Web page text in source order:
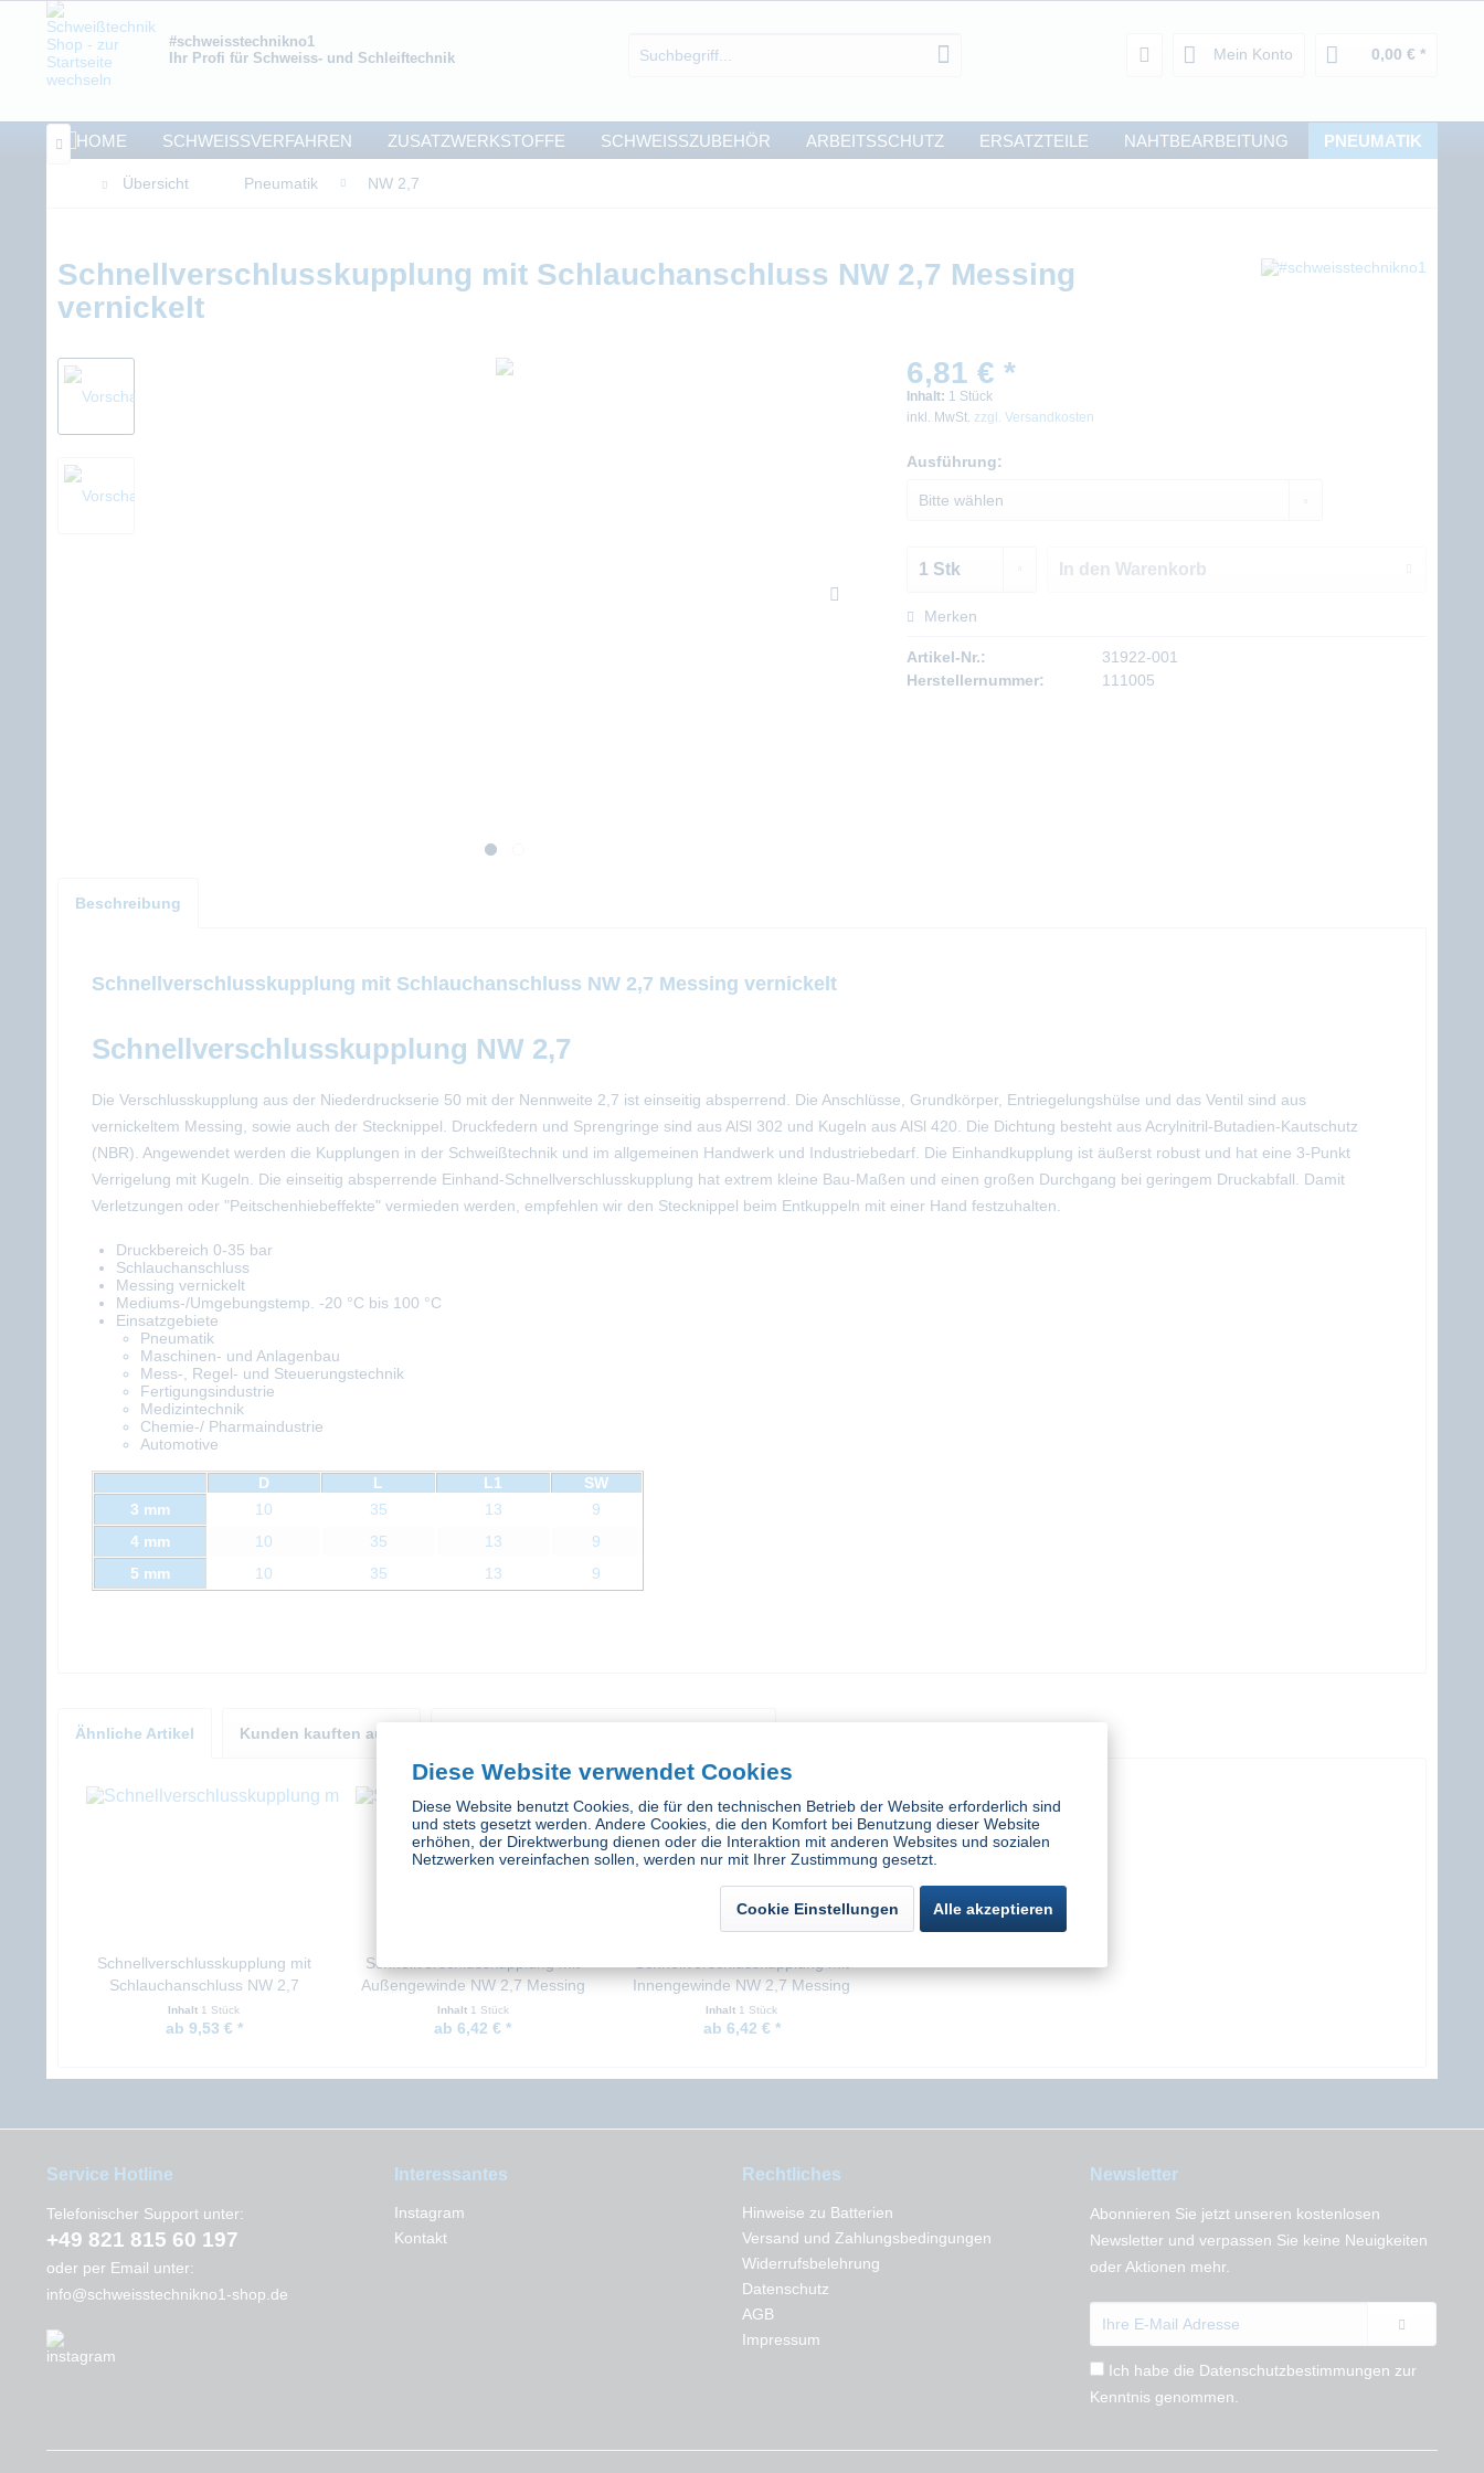
#schweisstechnikno1
Ihr Profi für Schweiss- und Schleiftechnik
Mein Konto 0,00 € *
SCHWEISSVERFAHREN ZUSATZWERKSTOFFE SCHWEISSZUBEHÖR ARBEITSSCHUTZ ERSATZTEILE NAHTBEARBEITUNG PNEUMATIK

Übersicht Pneumatik NW 2,7
Schnellverschlusskupplung mit Schlauchanschluss NW 2,7 Messing
vernickelt
6,81 € *
Inhalt: 1 Stück
inkl. MwSt. zzgl. Versandkosten
Ausführung:
In den Warenkorb
Merken
Artikel-Nr.:
31922-001
Herstellernummer:
111005
Beschreibung
Schnellverschlusskupplung mit Schlauchanschluss NW 2,7 Messing vernickelt
Schnellverschlusskupplung NW 2,7
Die Verschlusskupplung aus der Niederdruckserie 50 mit der Nennweite 2,7 ist einseitig absperrend. Die Anschlüsse, Grundkörper, Entriegelungshülse und das Ventil sind aus
vernickeltem Messing, sowie auch der Stecknippel. Druckfedern und Sprengringe sind aus AlSl 302 und Kugeln aus AlSl 420. Die Dichtung besteht aus Acrylnitril-Butadien-Kautschutz
(NBR). Angewendet werden die Kupplungen in der Schweißtechnik und im allgemeinen Handwerk und Industriebedarf. Die Einhandkupplung ist äußerst robust und hat eine 3-Punkt
Verrigelung mit Kugeln. Die einseitig absperrende Einhand-Schnellverschlusskupplung hat extrem kleine Bau-Maßen und einen großen Durchgang bei geringem Druckabfall. Damit
Verletzungen oder "Peitschenhiebeffekte" vermieden werden, empfehlen wir den Stecknippel beim Entkuppeln mit einer Hand festzuhalten.
Druckbereich 0-35 bar
Schlauchanschluss
Messing vernickelt
Mediums-/Umgebungstemp. -20 °C bis 100 °C
Einsatzgebiete
Pneumatik
Maschinen- und Anlagenbau
Mess-, Regel- und Steuerungstechnik
Fertigungsindustrie
Medizintechnik
Chemie-/ Pharmaindustrie
Automotive
D L L1
SW
3 mm
10 35 13
9
4 mm
10 35 13
9
5 mm
10 35 13 9
Ähnliche Artikel Kunden kauften auch
Schnellverschlusskupplung mit
Schlauchanschluss NW 2,7
Messing
Inhalt 1 Stück
ab 9,53 € *
Schnellverschlusskupplung mit
Außengewinde NW 2,7 Messing
vernickelt
Inhalt 1 Stück
ab 6,42 € *
Innengewinde NW 2,7 Messing
vernickelt
Inhalt 1 Stück
ab 6,42 € *
Service Hotline
Telefonischer Support unter:
+49 821 815 60 197
oder per Email unter:
info@schweisstechnikno1-shop.de
Interessantes
Instagram
Kontakt
Rechtliches
Hinweise zu Batterien
Versand und Zahlungsbedingungen
Widerrufsbelehrung
Datenschutz
AGB
Impressum
Newsletter
Abonnieren Sie jetzt unseren kostenlosen
Newsletter und verpassen Sie keine Neuigkeiten
oder Aktionen mehr.
Ich habe die Datenschutzbestimmungen zur
Kenntnis genommen.
Diese Website verwendet Cookies
Diese Website benutzt Cookies, die für den technischen Betrieb der Website erforderlich sind
und stets gesetzt werden. Andere Cookies, die den Komfort bei Benutzung dieser Website
erhöhen, der Direktwerbung dienen oder die Interaktion mit anderen Websites und sozialen
Netzwerken vereinfachen sollen, werden nur mit Ihrer Zustimmung gesetzt.
Cookie Einstellungen Alle akzeptieren